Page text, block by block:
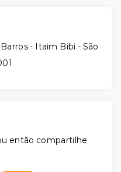
- Itaim Bibi - São
então compartilhe